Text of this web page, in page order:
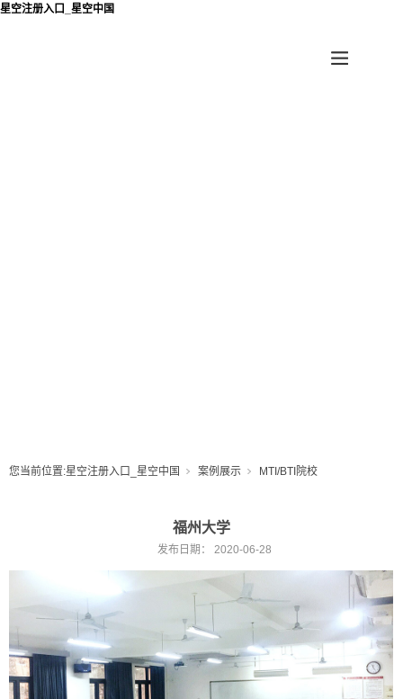
星空注册入口_星空中国
您当前位置:星空注册入口_星空中国 案例展示 MTI/BTI院校
福州大学
发布日期： 2020-06-28